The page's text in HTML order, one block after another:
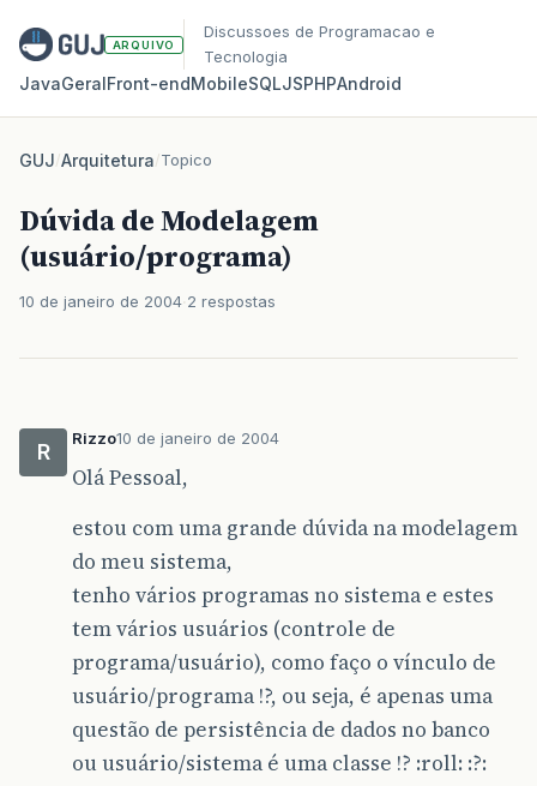
ARQUIVO
Discussoes de Programacao e
Tecnologia
JavaGeralFront‑endMobileSQLJSPHPAndroid
GUJ/Arquitetura/Topico
Dúvida de Modelagem
(usuário/programa)
10 de janeiro de 2004 2 respostas
R
Rizzo10 de janeiro de 2004
Olá Pessoal,
estou com uma grande dúvida na modelagem
do meu sistema,
tenho vários programas no sistema e estes
tem vários usuários (controle de
programa/usuário), como faço o vínculo de
usuário/programa !?, ou seja, é apenas uma
questão de persistência de dados no banco
ou usuário/sistema é uma classe !? :roll: :?: